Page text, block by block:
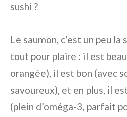
sushi ?
Le saumon, c’est un peu
tout pour plaire : il est
orangée), il est bon (avec
savoureux), et en plus, il
(plein d’oméga-3, parfait